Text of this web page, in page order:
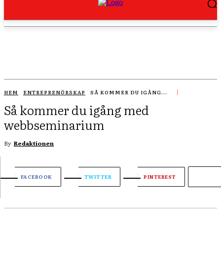
HEM ENTREPRENÖRSKAP SÅ KOMMER DU IGÅNG...
Så kommer du igång med
webbseminarium
By Redaktionen
FACEBOOK TWITTER PINTEREST